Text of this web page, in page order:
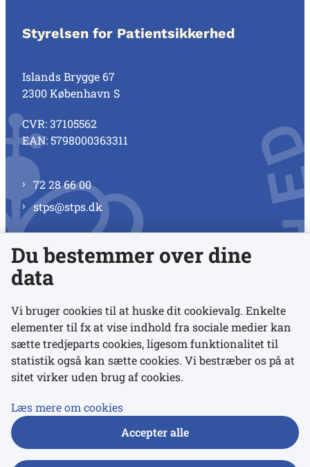
Styrelsen for Patientsikkerhed
Islands Brygge 67
2300 København S
CVR: 37105562
EAN: 5798000363311
72 28 66 00
stps@stps.dk
Se alle kontaktnumre
Links
Udgivelser
Du bestemmer over dine
data
Vi bruger cookies til at huske dit cookievalg. Enkelte
elementer til fx at vise indhold fra sociale medier kan
sætte tredjeparts cookies, ligesom funktionalitet til
statistik også kan sætte cookies. Vi bestræber os på at
sitet virker uden brug af cookies.
Læs mere om cookies
Accepter alle